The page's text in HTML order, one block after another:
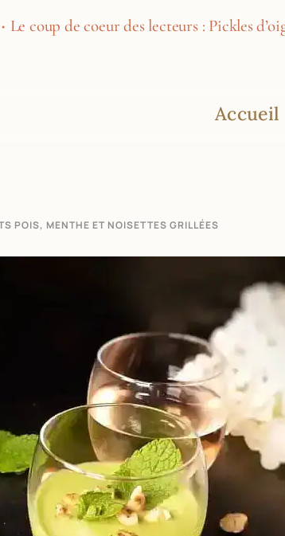
Le coup de coeur des lecteurs : Pickles
Accueil
POIS, MENTHE ET NOISETTES GRILLÉES